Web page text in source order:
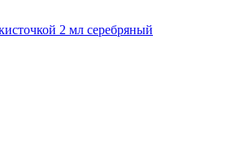
2 мл серебряный